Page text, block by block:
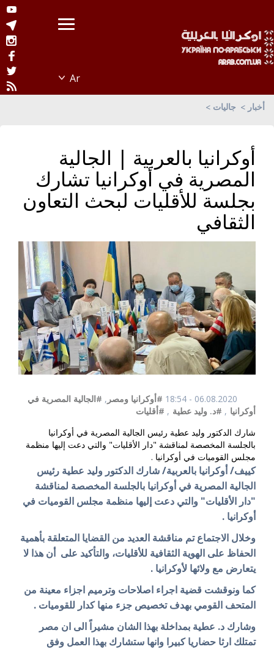
أخبار جاليات
أوكرانيا بالعربية | الجالية
المصرية في أوكرانيا تشارك
بجلسة للأقليات لبحث التعاون
الثقافي
06.08.2020 - 18:54 #أوكرانيا ومصر , #الجالية المصرية في
أوكرانيا , #د. وليد عطية , #أقليات
شارك الدكتور وليد عطية رئيس الجالية المصرية في أوكرانيا
بالجلسة المخصصة لمناقشة "دار الأقليات" والتي دعت إليها منظمة
مجلس القوميات في أوكرانيا .
كييف/ أوكرانيا بالعربية/ شارك الدكتور وليد عطية رئيس
الجالية المصرية في أوكرانيا بالجلسة المخصصة لمناقشة
"دار الأقليات" والتي دعت إليها منظمة مجلس القوميات في
أوكرانيا .
وخلال الاجتماع تم مناقشة العديد من القضايا المتعلقة بأهمية
الحفاظ على الهوية الثقافية للأقليات، والتأكيد على أن هذا لا
يتعارض مع ولائها لأوكرانيا .
كما ونوقشت قضية اجراء اصلاحات وترميم اجزاء معينة من
المتحف القومي بهدف تخصيص جزء منها كدار للقوميات .
وشارك د. عطية بمداخلة بهذا الشان مشيراً الى ان مصر
تمتلك ارثا حضاريا كبيرا وانها ستشارك بهذا العمل وفق